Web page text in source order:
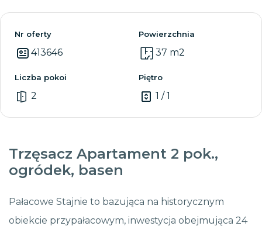
Nr oferty
413646
Powierzchnia
37 m2
Liczba pokoi
2
Piętro
1 / 1
Trzęsacz Apartament 2 pok.,
ogródek, basen
Pałacowe Stajnie to bazująca na historycznym
obiekcie przypałacowym, inwestycja obejmująca 24